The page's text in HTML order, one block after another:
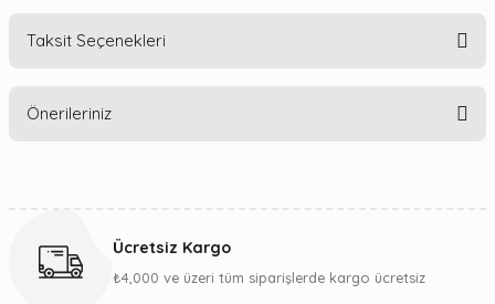
Taksit Seçenekleri
Önerileriniz
Görüş ve önerileriniz için teşekkür ederiz.
Ücretsiz Kargo
₺4,000 ve üzeri tüm siparişlerde kargo ücretsiz